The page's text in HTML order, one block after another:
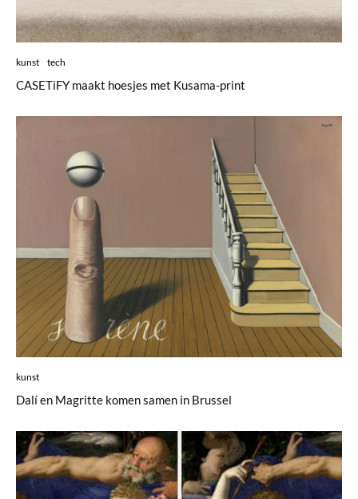
kunst tech
CASETiFY maakt hoesjes met Kusama-print
kunst
Dalí en Magritte komen samen in Brussel